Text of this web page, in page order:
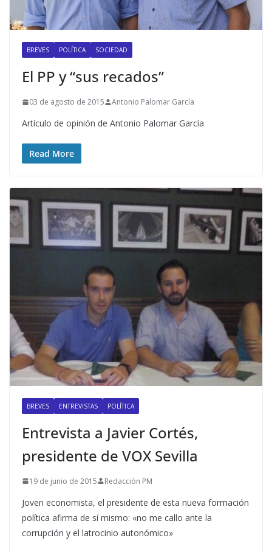
BREVES POLÍTICA SOCIEDAD
El PP y “sus recados”
03 de agosto de 2015 Antonio Palomar García
Artículo de opinión de Antonio Palomar García
Read More
BREVES ENTREVISTAS POLÍTICA
Entrevista a Javier Cortés,
presidente de VOX Sevilla
19 de junio de 2015 Redacción PM
Joven economista, el presidente de esta nueva formación
política afirma de sí mismo: «no me callo ante la
corrupción y el latrocinio autonómico»